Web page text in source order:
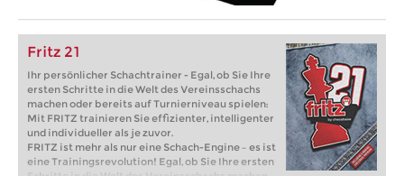
Fritz 21
Ihr persönlicher Schachtrainer - Egal, ob Sie Ihre
ersten Schritte in die Welt des Vereinsschachs
machen oder bereits auf Turnierniveau spielen:
Mit FRITZ trainieren Sie effizienter, intelligenter
und individueller als je zuvor.
FRITZ ist mehr als nur eine Schach-Engine – es ist
eine Trainingsrevolution! Egal, ob Sie Ihre ersten